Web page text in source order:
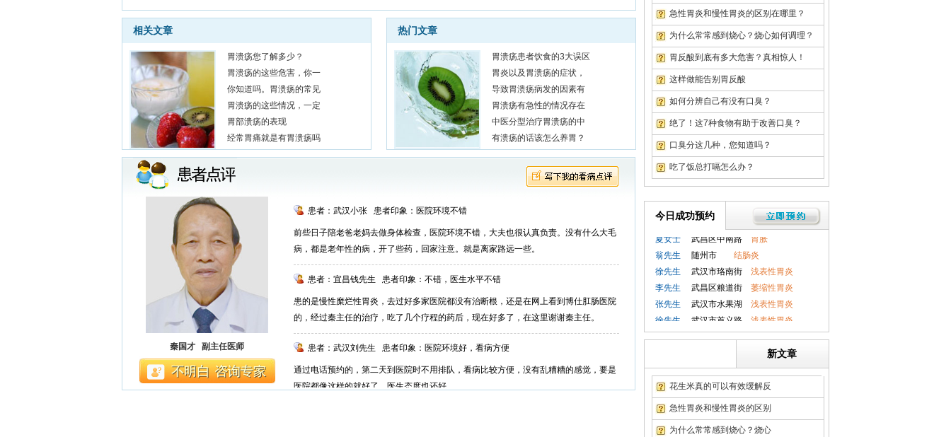
相关文章
胃溃疡您了解多少？
胃溃疡的这些危害，你一
你知道吗。胃溃疡的常见
胃溃疡的这些情况，一定
胃部溃疡的表现
经常胃痛就是有胃溃疡吗
热门文章
胃溃疡患者饮食的3大误区
胃炎以及胃溃疡的症状，
导致胃溃疡病发的因素有
胃溃疡有急性的情况存在
中医分型治疗胃溃疡的中
有溃疡的话该怎么养胃？
秦国才 副主任医师
患者：武汉小张 患者印象： 医院环境不错
前些日子陪老爸老妈去做身体检查，医院环境不错，大夫也很认真负责。没有什么大毛
病，都是老年性的病，开了些药，回家注意。就是离家路远一些。
患者：宜昌钱先生 患者印象： 不错，医生水平不错
患的是慢性糜烂性胃炎，去过好多家医院都没有治断根，还是在网上看到博仕肛肠医院
的，经过秦主任的治疗，吃了几个疗程的药后，现在好多了，在这里谢谢秦主任。
患者：武汉刘先生 患者印象： 医院环境好，看病方便
通过电话预约的，第二天到医院时不用排队，看病比较方便，没有乱糟糟的感觉，要是
医院都像这样的就好了，医生态度也还好。
急性胃炎和慢性胃炎的区别在哪里？
为什么常常感到烧心？烧心如何调理？
胃反酸到底有多大危害？真相惊人！
这样做能告别胃反酸
如何分辨自己有没有口臭？
绝了！这7种食物有助于改善口臭？
口臭分这几种，您知道吗？
吃了饭总打嗝怎么办？
今日成功预约
徐先生武汉市珞南街浅表性胃炎
李先生武昌区粮道街萎缩性胃炎
张先生
徐先生 武汉市首义路浅表性胃炎
赵女士武汉市关山萎缩性胃炎
张先生武汉徐家棚胃溃疡
吴先生 武汉积玉桥
胃肠息肉
直肠炎
钱先生 孝感市
胃肠息肉
夏女士 武昌区中南路 胃胀
翁先生 随州市
结肠炎
徐先生 武汉市珞南街 浅表性胃炎
李先生 武昌区粮道街 萎缩性胃炎
张先生 武汉市水果湖 浅表性胃炎
徐先生 武汉市首义路 浅表性胃炎
吴先生武汉积玉桥胃肠息肉
赵女士武汉紫阳街十二指肠炎
刘先生 洪山区关山直肠炎
钱先生孝感市胃肠息肉
夏女士 武昌区中南路胃胀
新文章
花生米真的可以有效缓解反
急性胃炎和慢性胃炎的区别
为什么常常感到烧心？烧心